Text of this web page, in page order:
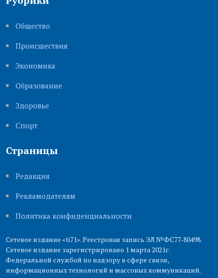
Общество
Происшествия
Экономика
Образование
Здоровье
Cпорт
Страницы
Редакция
Рекламодателям
Политика конфиденциальности
Сетевое издание «ti71». Реестровая запись ЭЛ №ФС77-80498.
Сетевое издание зарегистрировано 1 марта 2021г.
Федеральной службой по надзору в сфере связи,
информационных технологий и массовых коммуникаций.